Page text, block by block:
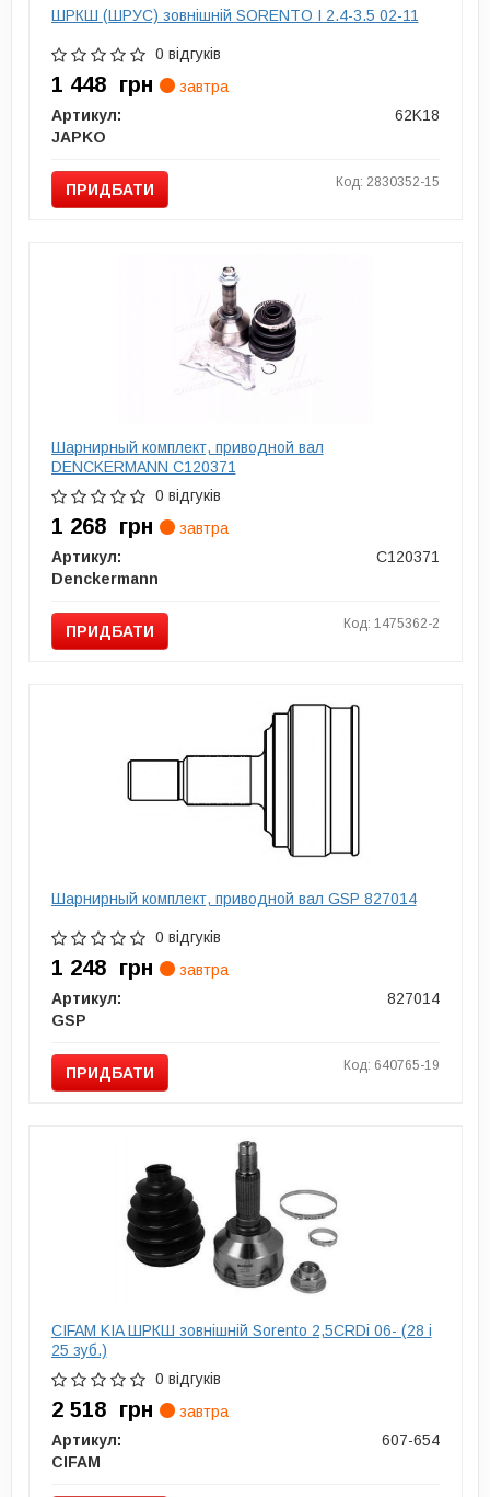
ШРКШ (ШРУС) зовнішній SORENTO I 2.4-3.5 02-11
0 відгуків
1 448 грн
завтра
Артикул:
62K18
JAPKO
ПРИДБАТИ Код: 2830352-15
Шарнирный комплект, приводной вал
DENCKERMANN C120371
0 відгуків
1 268 грн
завтра
Артикул:
C120371
Denckermann
ПРИДБАТИ Код: 1475362-2
Шарнирный комплект, приводной вал GSP 827014
0 відгуків
1 248 грн
завтра
Артикул:
827014
GSP
ПРИДБАТИ Код: 640765-19
CIFAM KIA ШРКШ зовнішній Sorento 2,5CRDi 06- (28 і
25 зуб.)
0 відгуків
2 518 грн
завтра
Артикул:
607-654
CIFAM